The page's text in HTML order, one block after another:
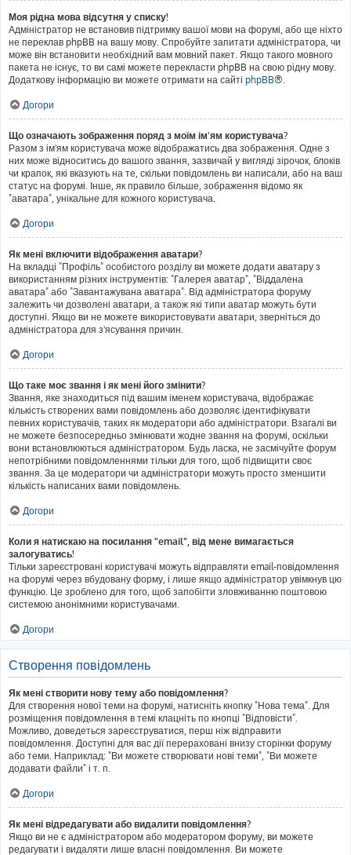
Моя рідна мова відсутня у списку!
Адміністратор не встановив підтримку вашої мови на форумі, або ще ніхто
не переклав phpBB на вашу мову. Спробуйте запитати адміністратора, чи
може він встановити необхідний вам мовний пакет. Якщо такого мовного
пакета не існує, то ви самі можете перекласти phpBB на свою рідну мову.
Додаткову інформацію ви можете отримати на сайті phpBB®.
Догори
Що означають зображення поряд з моїм ім'ям користувача?
Разом з ім'ям користувача може відображатись два зображення. Одне з
них може відноситись до вашого звання, зазвичай у вигляді зірочок, блоків
чи крапок, які вказують на те, скільки повідомлень ви написали, або на ваш
статус на форумі. Інше, як правило більше, зображення відомо як
"аватара", унікальне для кожного користувача.
Догори
Як мені включити відображення аватари?
На вкладці "Профіль" особистого розділу ви можете додати аватару з
використанням різних інструментів: "Галерея аватар", "Віддалена
аватара" або "Завантажувана аватара". Від адміністратора форуму
залежить чи дозволені аватари, а також які типи аватар можуть бути
доступні. Якщо ви не можете використовувати аватари, зверніться до
адміністратора для з'ясування причин.
Догори
Що таке моє звання і як мені його змінити?
Звання, яке знаходиться під вашим іменем користувача, відображає
кількість створених вами повідомлень або дозволяє ідентифікувати
певних користувачів, таких як модератори або адміністратори. Взагалі ви
не можете безпосередньо змінювати жодне звання на форумі, оскільки
вони встановлюються адміністратором. Будь ласка, не засмічуйте форум
непотрібними повідомленнями тільки для того, щоб підвищити своє
звання. За це модератори чи адміністратори можуть просто зменшити
кількість написаних вами повідомлень.
Догори
Коли я натискаю на посилання "email", від мене вимагається
залогуватись!
Тільки зареєстровані користувачі можуть відправляти email-повідомлення
на форумі через вбудовану форму, і лише якщо адміністратор увімкнув цю
функцію. Це зроблено для того, щоб запобігти зловживанню поштовою
системою анонімними користувачами.
Догори
Створення повідомлень
Як мені створити нову тему або повідомлення?
Для створення нової теми на форумі, натисніть кнопку "Нова тема". Для
розміщення повідомлення в темі клацніть по кнопці "Відповісти".
Можливо, доведеться зареєструватися, перш ніж відправити
повідомлення. Доступні для вас дії перераховані внизу сторінки форуму
або теми. Наприклад: "Ви можете створювати нові теми", "Ви можете
додавати файли" і т. п.
Догори
Як мені відредагувати або видалити повідомлення?
Якщо ви не є адміністратором або модератором форуму, ви можете
редагувати і видаляти лише власні повідомлення. Ви можете